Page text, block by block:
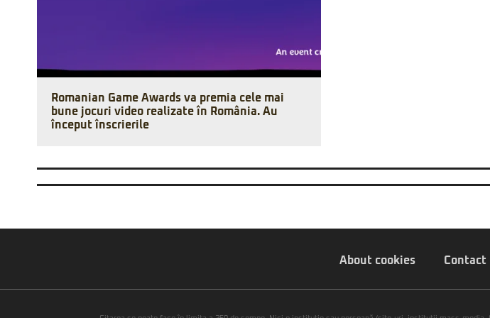
Romanian Game Awards va premia cele mai
bune jocuri video realizate în România. Au
început înscrierile
About cookies Contact